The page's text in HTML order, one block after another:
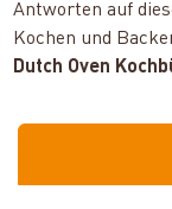
Antworten auf
Kochen und
Dutch Oven